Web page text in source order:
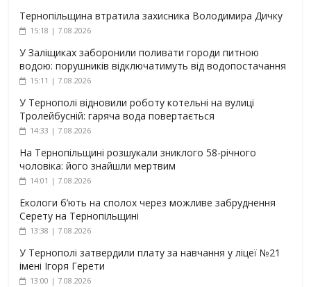
Тернопільщина втратила захисника Володимира Дичку
15:18 | 7.08.2026
У Заліщиках заборонили поливати городи питною
водою: порушників відключатимуть від водопостачання
15:11 | 7.08.2026
У Тернополі відновили роботу котельні на вулиці
Тролейбусній: гаряча вода повертається
14:33 | 7.08.2026
На Тернопільщині розшукали зниклого 58-річного
чоловіка: його знайшли мертвим
14:01 | 7.08.2026
Екологи б’ють на сполох через можливе забруднення
Серету на Тернопільщині
13:38 | 7.08.2026
У Тернополі затвердили плату за навчання у ліцеї №21
імені Ігоря Герети
13:00 | 7.08.2026